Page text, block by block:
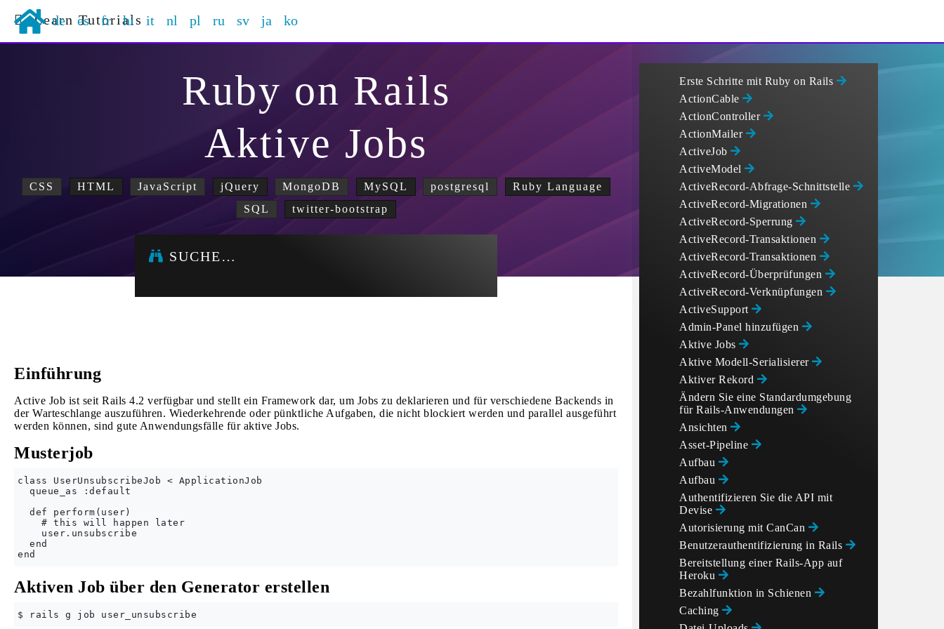
Learn Tutorials
de es fr hi it nl pl ru sv ja ko
Ruby on Rails
Aktive Jobs
CSS HTML JavaScript jQuery MongoDB MySQL postgresql
Ruby Language
SQL
twitter-bootstrap
SUCHE…
Einführung
Active Job ist seit Rails 4.2 verfügbar und stellt ein Framework dar, um Jobs zu deklarieren und für verschiedene Backends in
der Warteschlange auszuführen. Wiederkehrende oder pünktliche Aufgaben, die nicht blockiert werden und parallel ausgeführt
werden können, sind gute Anwendungsfälle für aktive Jobs.
Musterjob
class UserUnsubscribeJob < ApplicationJob
  queue_as :default
  def perform(user)
    # this will happen later
    user.unsubscribe
  end
Aktiven Job über den Generator erstellen
Erste Schritte mit Ruby on Rails
ActionCable
ActionController
ActionMailer
ActiveJob
ActiveModel
ActiveRecord-Abfrage-Schnittstelle
ActiveRecord-Migrationen
ActiveRecord-Sperrung
ActiveRecord-Transaktionen
ActiveRecord-Transaktionen
ActiveRecord-Überprüfungen
ActiveRecord-Verknüpfungen
ActiveSupport
Admin-Panel hinzufügen
Aktive Jobs
Aktive Modell-Serialisierer
Aktiver Rekord
Ändern Sie eine Standardumgebung
für Rails-Anwendungen
Ansichten
Asset-Pipeline
Aufbau
Aufbau
Authentifizieren Sie die API mit
Devise
Autorisierung mit CanCan
Benutzerauthentifizierung in Rails
Bereitstellung einer Rails-App auf
Heroku
Bezahlfunktion in Schienen
Caching